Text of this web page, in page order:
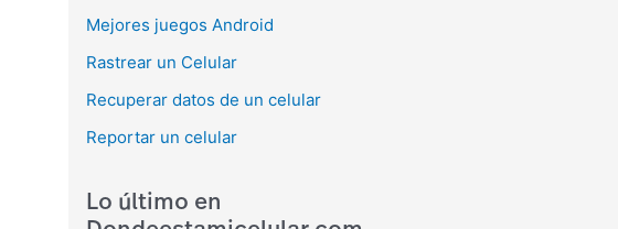
Mejores juegos Android
Rastrear un Celular
Recuperar datos de un celular
Reportar un celular
Lo último en